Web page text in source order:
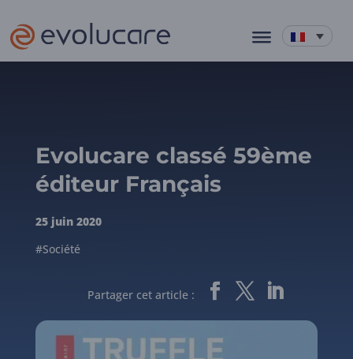
Evolucare classé 59ème
éditeur Français
25 juin 2020
#Société
Partager cet article :